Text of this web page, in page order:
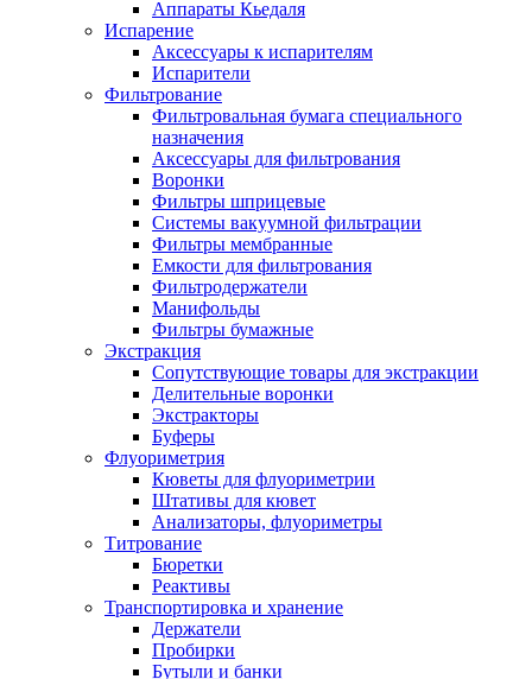
Аппараты Кьедаля
Испарение
Аксессуары к испарителям
Испарители
Фильтрование
Фильтровальная бумага специального
назначения
Аксессуары для фильтрования
Воронки
Фильтры шприцевые
Системы вакуумной фильтрации
Фильтры мембранные
Емкости для фильтрования
Фильтродержатели
Манифольды
Фильтры бумажные
Экстракция
Сопутствующие товары для экстракции
Делительные воронки
Экстракторы
Буферы
Флуориметрия
Кюветы для флуориметрии
Штативы для кювет
Анализаторы, флуориметры
Титрование
Бюретки
Реактивы
Транспортировка и хранение
Держатели
Пробирки
Бутыли и банки